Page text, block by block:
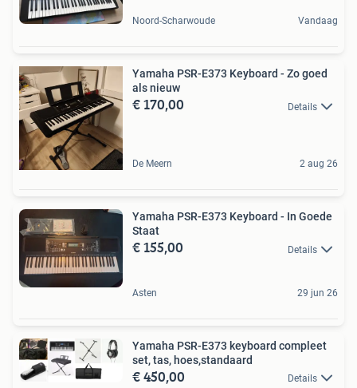
Noord-Scharwoude Vandaag
Yamaha PSR-E373 Keyboard - Zo goed
als nieuw
€ 170,00 Details
De Meern 2 aug 26
Yamaha PSR-E373 Keyboard - In Goede
Staat
€ 155,00 Details
Asten 29 jun 26
Yamaha PSR-E373 keyboard compleet
set, tas, hoes,standaard
€ 450,00 Details